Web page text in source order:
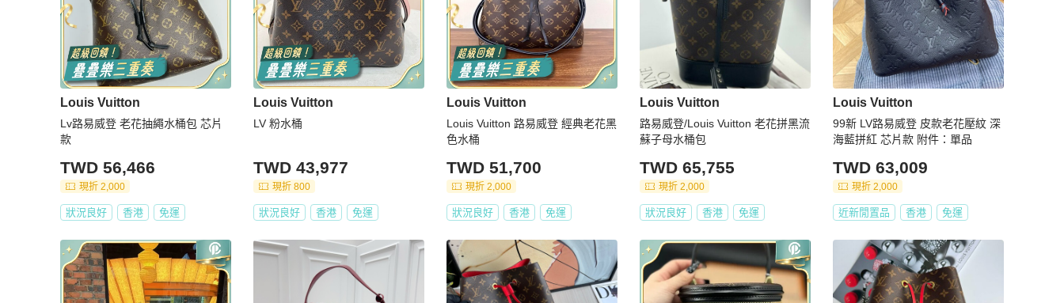
Louis Vuitton
Lv路易威登 老花抽繩水桶包 芯片
款
TWD 56,466
現折 2,000
狀況良好 香港 免運
Louis Vuitton
LV 粉水桶
TWD 43,977
現折 800
狀況良好 香港 免運
Louis Vuitton
Louis Vuitton 路易威登 經典老花黑
色水桶
TWD 51,700
現折 2,000
狀況良好 香港 免運
Louis Vuitton
路易威登/Louis Vuitton 老花拼黑流
蘇子母水桶包
TWD 65,755
現折 2,000
狀況良好 香港 免運
Louis Vuitton
99新 LV路易威登 皮款老花壓紋 深
海藍拼紅 芯片款 附件：單品
TWD 63,009
現折 2,000
近新閒置品 香港 免運